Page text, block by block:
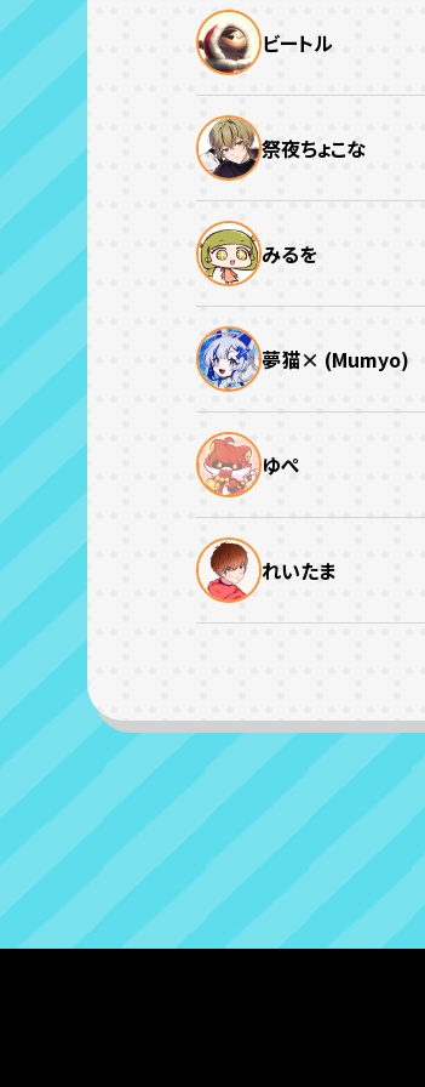
ビートル
祭夜ちょこな
みるを
夢猫× (Mumyo)
ゆぺ
れいたま